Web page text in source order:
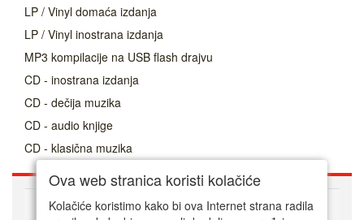
LP / Vinyl domaća izdanja
LP / Vinyl inostrana izdanja
MP3 kompilacije na USB flash drajvu
CD - inostrana izdanja
CD - dečija muzika
CD - audio knjige
CD - klasična muzika
O nama
Ova web stranica koristi kolačiće
Kolačiće koristimo kako bi ova Internet strana radila